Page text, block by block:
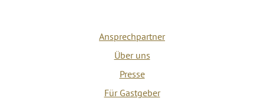
Ansprechpartner
Über uns
Presse
Für Gastgeber